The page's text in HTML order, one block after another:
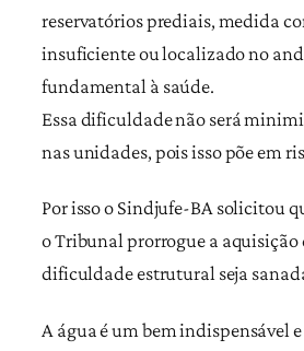
reservatórios prediais, medida
insuficiente ou localizado no
fundamental à saúde.
Essa dificuldade não será
nas unidades, pois isso põe em
Por isso o Sindjufe-BA solicitou
o Tribunal prorrogue a aquisição
dificuldade estrutural seja
A água é um bem indispensável